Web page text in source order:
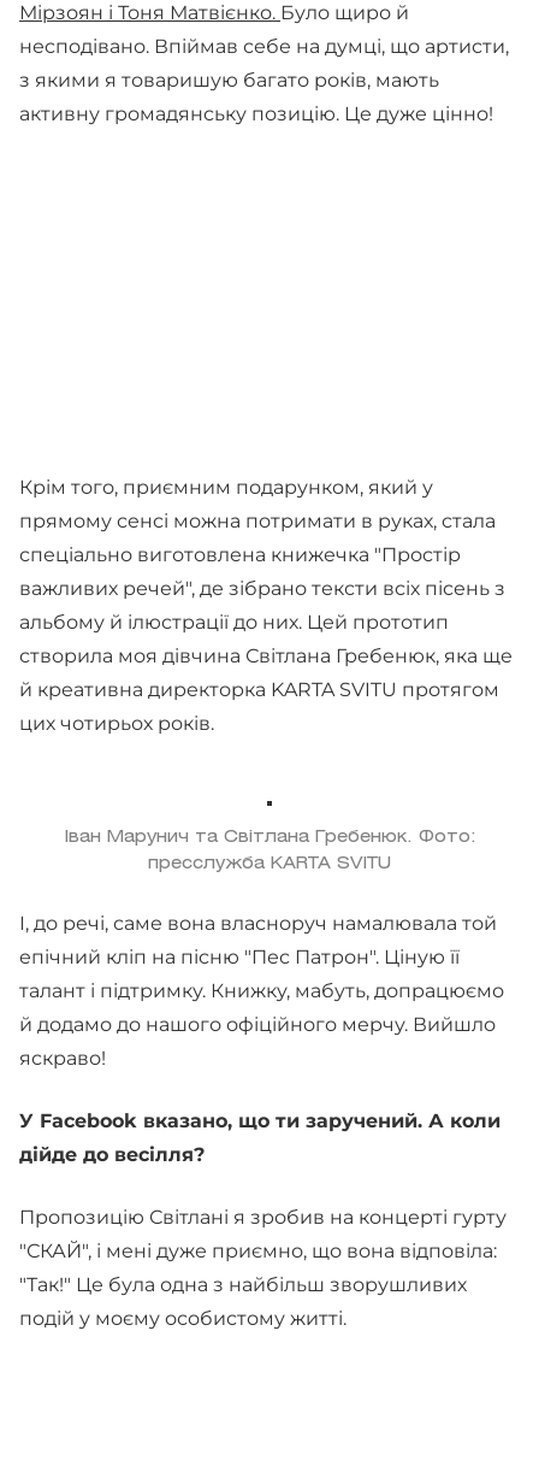
Мірзоян і Тоня Матвієнко. Було щиро й
несподівано. Впіймав себе на думці, що артисти,
з якими я товаришую багато років, мають
активну громадянську позицію. Це дуже цінно!
Крім того, приємним подарунком, який у
прямому сенсі можна потримати в руках, стала
спеціально виготовлена книжечка "Простір
важливих речей", де зібрано тексти всіх пісень з
альбому й ілюстрації до них. Цей прототип
створила моя дівчина Світлана Гребенюк, яка ще
й креативна директорка KARTA SVITU протягом
цих чотирьох років.
Іван Марунич та Світлана Гребенюк. Фото:
пресслужба KARTA SVITU
І, до речі, саме вона власноруч намалювала той
епічний кліп на пісню "Пес Патрон". Ціную її
талант і підтримку. Книжку, мабуть, допрацюємо
й додамо до нашого офіційного мерчу. Вийшло
яскраво!
У Facebook вказано, що ти заручений. А коли
дійде до весілля?
Пропозицію Світлані я зробив на концерті гурту
"СКАЙ", і мені дуже приємно, що вона відповіла:
"Так!" Це була одна з найбільш зворушливих
подій у моєму особистому житті.